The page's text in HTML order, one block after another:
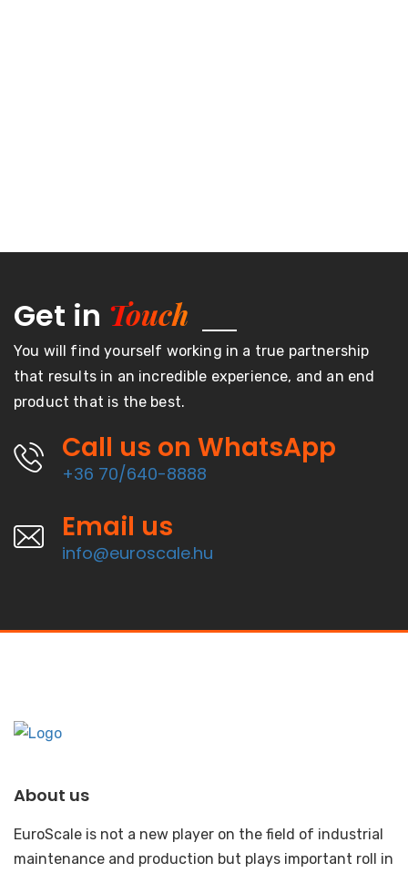
Get in Touch
You will find yourself working in a true partnership
that results in an incredible experience, and an end
product that is the best.
Call us on WhatsApp
+36 70/640-8888
Email us
info@euroscale.hu
About us
EuroScale is not a new player on the field of industrial
maintenance and production but plays important roll in